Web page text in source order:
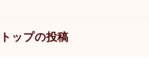
トップの投稿